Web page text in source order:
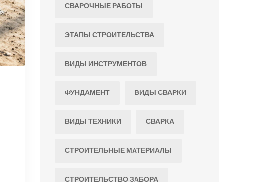
СВАРОЧНЫЕ РАБОТЫ
ЭТАПЫ СТРОИТЕЛЬСТВА
ВИДЫ ИНСТРУМЕНТОВ
ФУНДАМЕНТ ВИДЫ СВАРКИ
ВИДЫ ТЕХНИКИ СВАРКА
СТРОИТЕЛЬНЫЕ МАТЕРИАЛЫ
СТРОИТЕЛЬСТВО ЗАБОРА